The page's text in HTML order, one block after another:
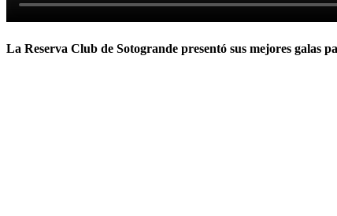
La Reserva Club de Sotogrande presentó sus mejores galas